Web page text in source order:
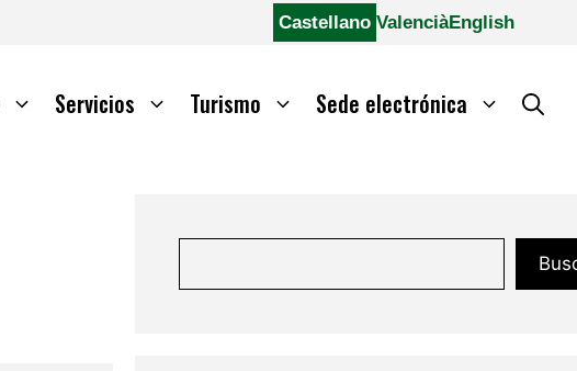
Castellano ValenciàEnglish
Servicios Turismo Sede electrónica